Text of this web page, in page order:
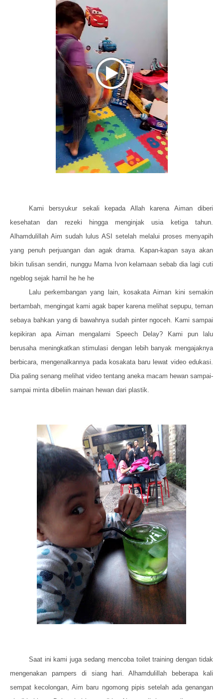
Kami bersyukur sekali kepada Allah karena Aiman diberi
kesehatan dan rezeki hingga menginjak usia ketiga tahun.
Alhamdulillah Aim sudah lulus ASI setelah melalui proses menyapih
yang penuh perjuangan dan agak drama. Kapan-kapan saya akan
bikin tulisan sendiri, nunggu Mama Ivon kelamaan sebab dia lagi cuti
ngeblog sejak hamil he he he
Lalu perkembangan yang lain, kosakata Aiman kini semakin
bertambah, mengingat kami agak baper karena melihat sepupu, teman
sebaya bahkan yang di bawahnya sudah pinter ngoceh. Kami sampai
kepikiran apa Aiman mengalami Speech Delay? Kami pun lalu
berusaha meningkatkan stimulasi dengan lebih banyak mengajaknya
berbicara, mengenalkannya pada kosakata baru lewat video edukasi.
Dia paling senang melihat video tentang aneka macam hewan sampai-
sampai minta dibeliin mainan hewan dari plastik.
Saat ini kami juga sedang mencoba toilet training dengan tidak
mengenakan pampers di siang hari. Alhamdulillah beberapa kali
sempat kecolongan, Aim baru ngomong pipis setelah ada genangan